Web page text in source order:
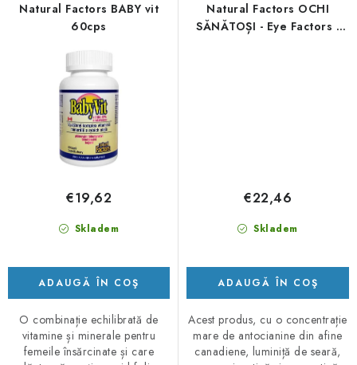
Natural Factors BABY vit
60cps
Skladem
€19,62
ADAUGĂ ÎN COŞ
O combinație echilibrată de
vitamine și minerale pentru
femeile însărcinate și care
Natural Factors OCHI
SĂNĂTOȘI - Eye Factors -
Skladem
€22,46
ADAUGĂ ÎN COŞ
Acest produs, cu o concentrație
mare de antocianine din afine
canadiene, luminiță de seară,